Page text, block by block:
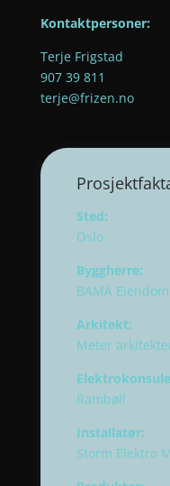
Kontaktpersoner:
Terje Frigstad
907 39 811
terje@frizen.no
Sted:
Oslo
Byggherre:
BAMA Eiendom
Arkitekt:
Meter
Rambøll
Installatør:
Storm Elektro